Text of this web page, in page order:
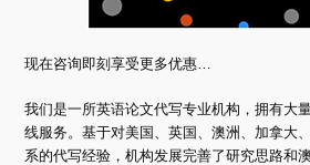
现在咨询即刻享受更多优惠…
我们是一所英语论文代写专业机构，拥有大
线服务。基于对美国、英国、澳洲、加拿大
系的代写经验，机构发展完善了研究思路和